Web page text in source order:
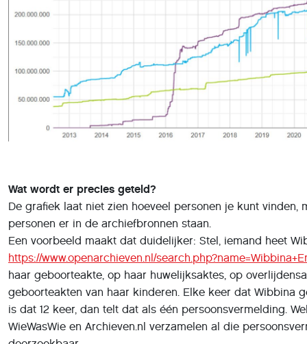
Wat wordt er precies geteld?
De grafiek laat niet zien hoeveel personen je kunt vinden,
personen er in de archiefbronnen staan.
Een voorbeeld maakt dat duidelijker: Stel, iemand heet
https://www.openarchieven.nl/
haar geboorteakte, op haar huwelijksaktes, op
geboorteakten van haar kinderen. Elke keer dat Wibbina
is dat 12 keer, dan telt dat als één persoonsvermelding.
WieWasWie en Archieven.nl verzamelen al die